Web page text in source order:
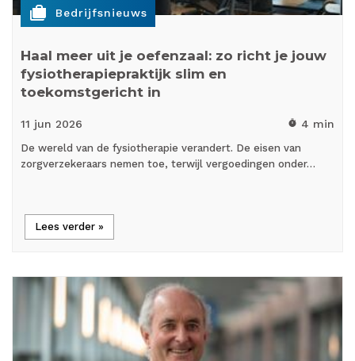
cases Bedrijfsnieuws
Haal meer uit je oefenzaal: zo richt je jouw
fysiotherapiepraktijk slim en
toekomstgericht in
11 jun 2026 timer 4 min
De wereld van de fysiotherapie verandert. De eisen van
zorgverzekeraars nemen toe, terwijl vergoedingen onder…
Lees verder »